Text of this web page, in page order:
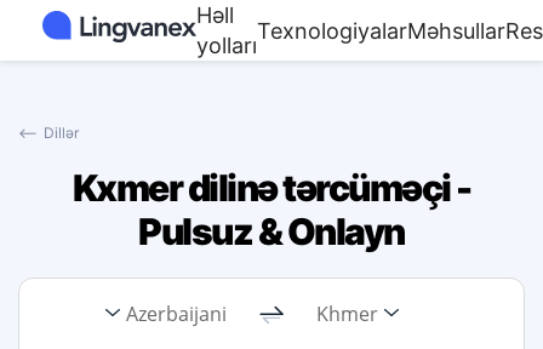
Həll
yolları
TexnologiyalarMəhsullar
⟵ Dillər
Kxmer dilinə tərcüməçi -
Pulsuz & Onlayn
Azerbaijani Khmer